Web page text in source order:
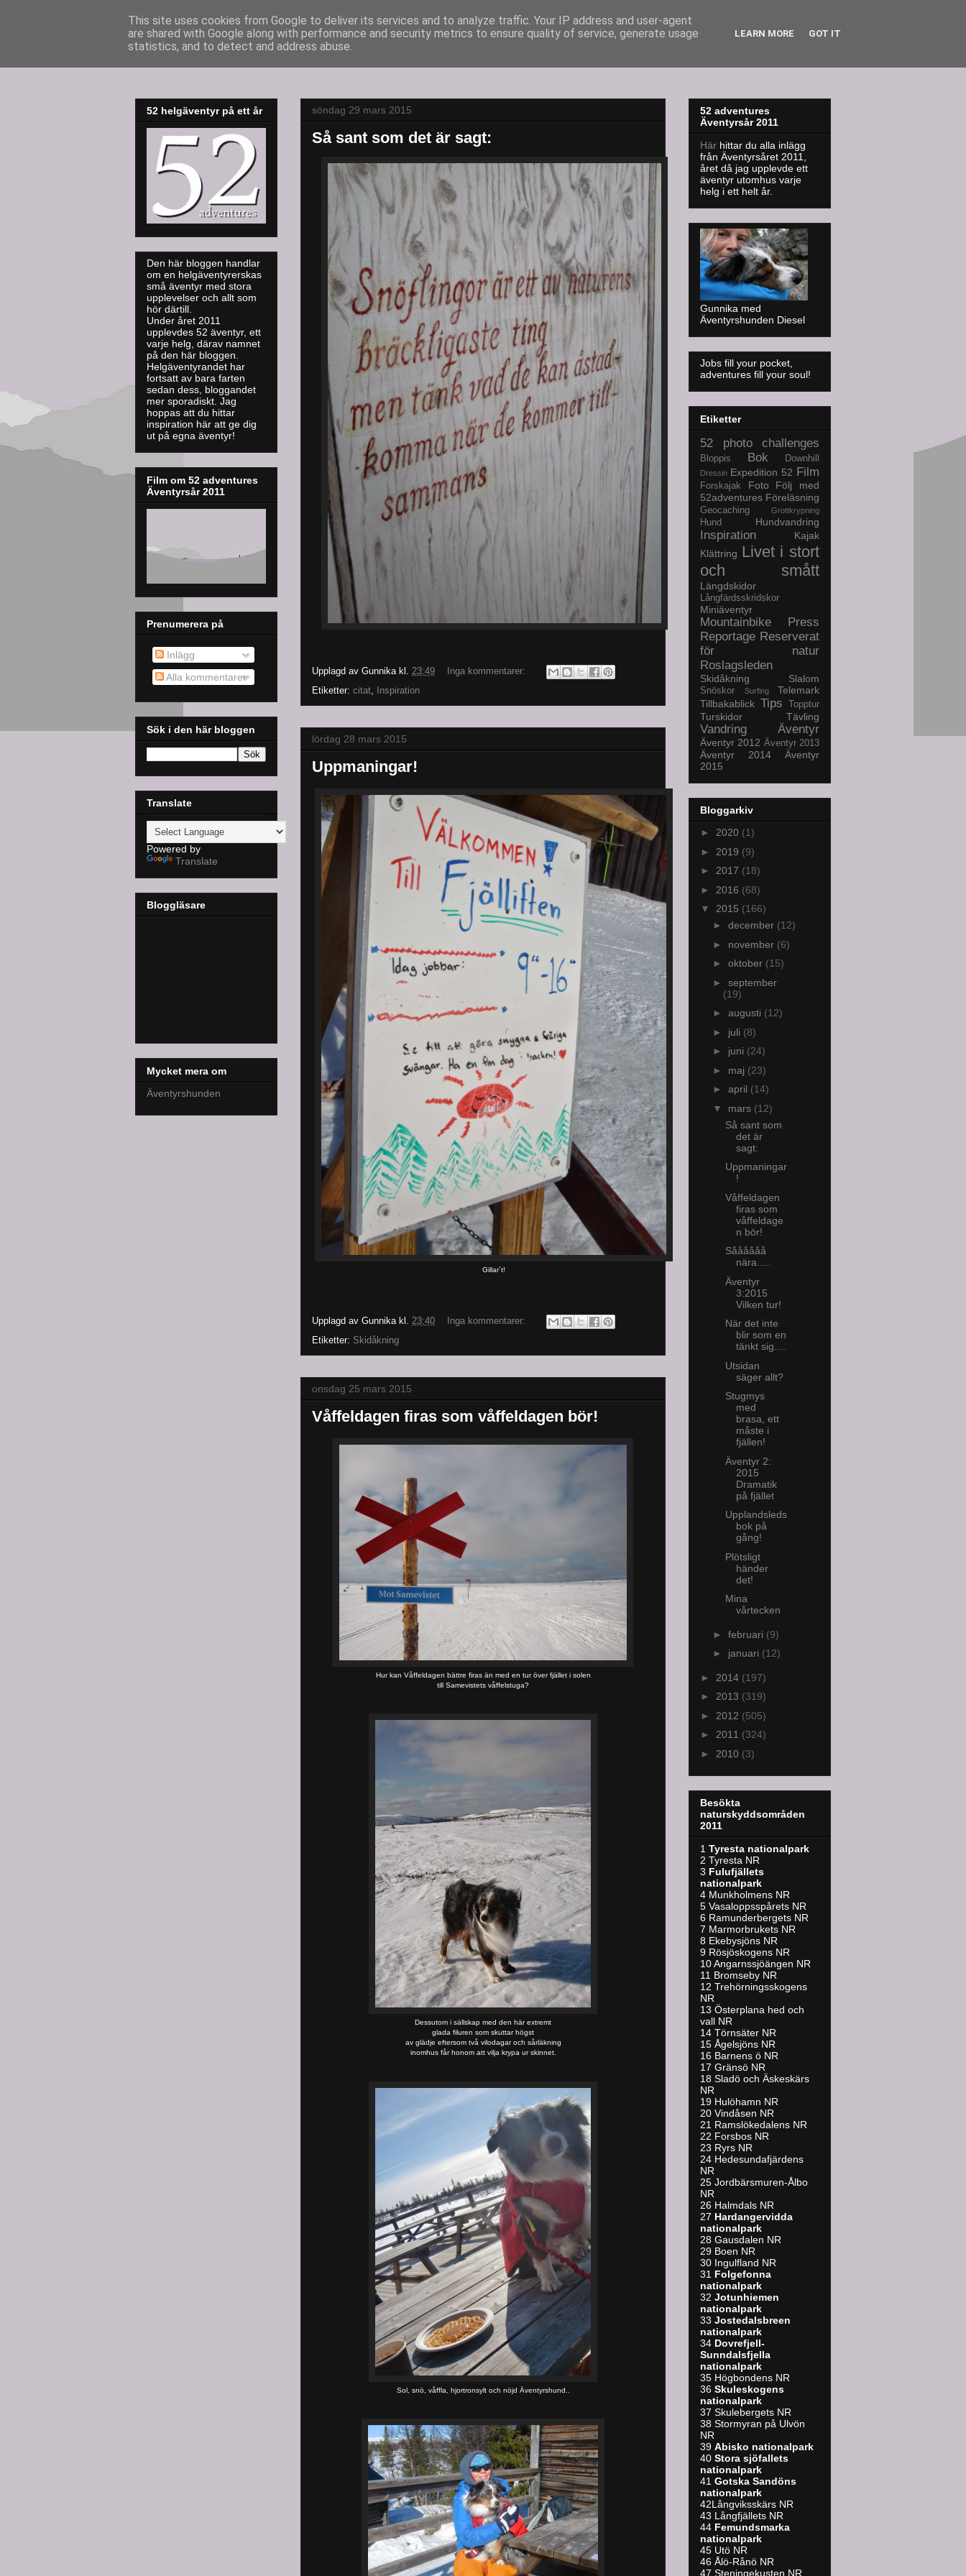
52adventures
söndag 29 mars 2015
Så sant som det är sagt:
Upplagd av Gunnika kl. 23:49
Inga kommentarer:
Etiketter: citat, Inspiration
lördag 28 mars 2015
Uppmaningar!
Gillar´t!
Upplagd av Gunnika kl. 23:40
Inga kommentarer:
Etiketter: Skidåkning
onsdag 25 mars 2015
Våffeldagen firas som våffeldagen bör!
Hur kan Våffeldagen bättre firas än med en tur över fjället i solen
till Samevistets våffelstuga?
Dessutom i sällskap med den här extremt
glada filuren som skuttar högst
av glädje eftersom två vilodagar och sårläkning
inomhus får honom att vilja krypa ur skinnet.
Sol, snö, våffla, hjortronsylt och nöjd Äventyrshund..
52 helgäventyr på ett år
Den här bloggen handlar
om en helgäventyrerskas
små äventyr med stora
upplevelser och allt som
hör därtill.
Under året 2011
upplevdes 52 äventyr, ett
varje helg, därav namnet
på den här bloggen.
Helgäventyrandet har
fortsatt av bara farten
sedan dess, bloggandet
mer sporadiskt. Jag
hoppas att du hittar
inspiration här att ge dig
ut på egna äventyr!
Film om 52 adventures
Äventyrsår 2011
Prenumerera på
Inlägg
Alla kommentarer
Sök i den här bloggen
Translate
Powered by
Translate
Bloggläsare
Mycket mera om
Äventyrshunden
52 adventures
Äventyrsår 2011
Här hittar du alla inlägg
från Äventyrsåret 2011,
året då jag upplevde ett
äventyr utomhus varje
helg i ett helt år.
Gunnika med
Äventyrshunden Diesel
Jobs fill your pocket,
adventures fill your soul!
Etiketter
52 photo challenges
Bloppis Bok Downhill
Dressin Expedition 52 Film
Forskajak Foto
Följ med
52adventures Föreläsning
Geocaching Grottkrypning
Hund Hundvandring
Inspiration
Kajak
Klättring Livet i stort
och smått
Längdskidor
Långfärdsskridskor
Miniäventyr
Mountainbike
Press
Reportage Reserverat
för natur
Roslagsleden
Skidåkning Slalom
Snöskor Surfing
Telemark
Tillbakablick Tips Topptur
Turskidor Tävling
Vandring Äventyr
Äventyr 2012 Äventyr 2013
Äventyr 2014
Äventyr
2015
Bloggarkiv
► 2020 (1)
► 2019 (9)
► 2017 (18)
► 2016 (68)
▼ 2015 (166)
► december (12)
► november (6)
► oktober (15)
► september
(19)
► augusti (12)
► juli (8)
► juni (24)
► maj (23)
► april (14)
▼ mars (12)
Så sant som
det är
sagt:
Uppmaningar
!
Våffeldagen
firas som
våffeldage
n bör!
Såååååå
nära.....
Äventyr
3:2015
Vilken tur!
När det inte
blir som en
tänkt sig....
Utsidan
säger allt?
Stugmys
med
brasa, ett
måste i
fjällen!
Äventyr 2:
2015
Dramatik
på fjället
Upplandsleds
bok på
gång!
Plötsligt
händer
det!
Mina
vårtecken
► februari (9)
► januari (12)
► 2014 (197)
► 2013 (319)
► 2012 (505)
► 2011 (324)
► 2010 (3)
Besökta
naturskyddsområden
2011
1 Tyresta nationalpark
2 Tyresta NR
3 Fulufjällets
nationalpark
4 Munkholmens NR
5 Vasaloppsspårets NR
6 Ramunderbergets NR
7 Marmorbrukets NR
8 Ekebysjöns NR
9 Rösjöskogens NR
10 Angarnssjöängen NR
11 Bromseby NR
12 Trehörningsskogens
NR
13 Österplana hed och
vall NR
14 Törnsäter NR
15 Ågelsjöns NR
16 Barnens ö NR
17 Gränsö NR
18 Sladö och Äskeskärs
NR
19 Hulöhamn NR
20 Vindåsen NR
21 Ramslökedalens NR
22 Forsbos NR
23 Ryrs NR
24 Hedesundafjärdens
NR
25 Jordbärsmuren-Ålbo
NR
26 Halmdals NR
27 Hardangervidda
nationalpark
28 Gausdalen NR
29 Boen NR
30 Ingulfland NR
31 Folgefonna
nationalpark
32 Jotunhiemen
nationalpark
33 Jostedalsbreen
nationalpark
34 Dovrefjell-
Sunndalsfjella
nationalpark
35 Högbondens NR
36 Skuleskogens
nationalpark
37 Skulebergets NR
38 Stormyran på Ulvön
NR
39 Abisko nationalpark
40 Stora sjöfallets
nationalpark
41 Gotska Sandöns
nationalpark
42Långviksskärs NR
43 Långfjällets NR
44 Femundsmarka
nationalpark
45 Utö NR
46 Ålö-Rånö NR
47 Steningekusten NR
This site uses cookies from Google to deliver its services and to analyze traffic. Your IP address and user-agent
are shared with Google along with performance and security metrics to ensure quality of service, generate usage
statistics, and to detect and address abuse.
LEARN MORE GOT IT